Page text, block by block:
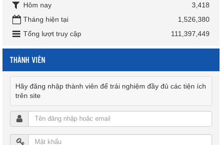
Hôm nay
3,418
Tháng hiện tại
1,526,380
Tổng lượt truy cập
111,397,449
THÀNH VIÊN
Hãy đăng nhập thành viên để trải nghiệm đầy đủ các tiện ích
trên site